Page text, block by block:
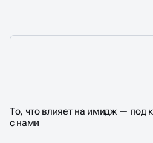
То, что влияет на имидж — под
с нами
НА ВЫХОДЕ